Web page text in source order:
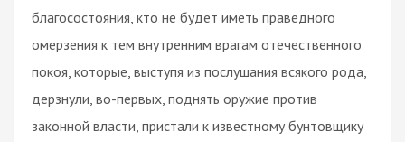
благосостояния, кто не будет иметь праведного
омерзения к тем внутренним врагам отечественного
покоя, которые, выступя из послушания всякого рода,
дерзнули, во-первых, поднять оружие против
законной власти, пристали к известному бунтовщику